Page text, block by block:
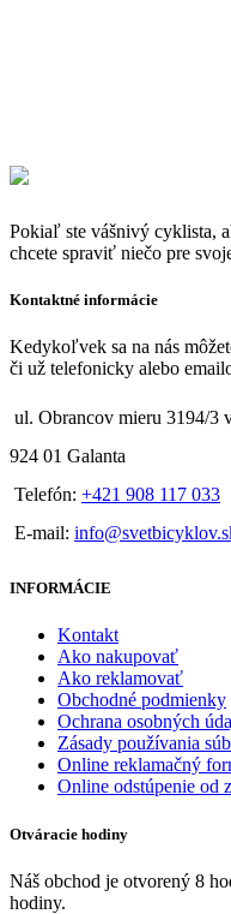
Pokiaľ ste vášnivý cyklista,
chcete spraviť niečo pre
Kontaktné informácie
Kedykoľvek sa na nás
či už telefonicky alebo
ul. Obrancov mieru 3194/3
924 01 Galanta
Telefón: +421 908 117 033
E-mail:
INFORMÁCIE
Kontakt
Ako nakupovať
Ako reklamovať
Obchodné podmienky
Ochrana osobných
Zásady používania
Online reklamačný
Online odstúpenie od
Otváracie hodiny
Náš obchod je otvorený 8
hodiny.